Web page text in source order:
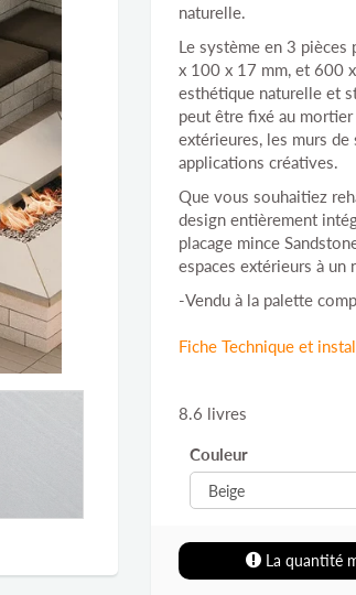
naturelle.
Le système en 3
x 100 x 17 mm, et 600
esthétique naturelle et
peut être fixé au
extérieures, les murs de
applications créatives.
Que vous souhaitiez
design entièrement
placage mince
espaces extérieurs à un
-Vendu à la palette
Fiche Technique et
8.6 livres
Couleur
La quantité